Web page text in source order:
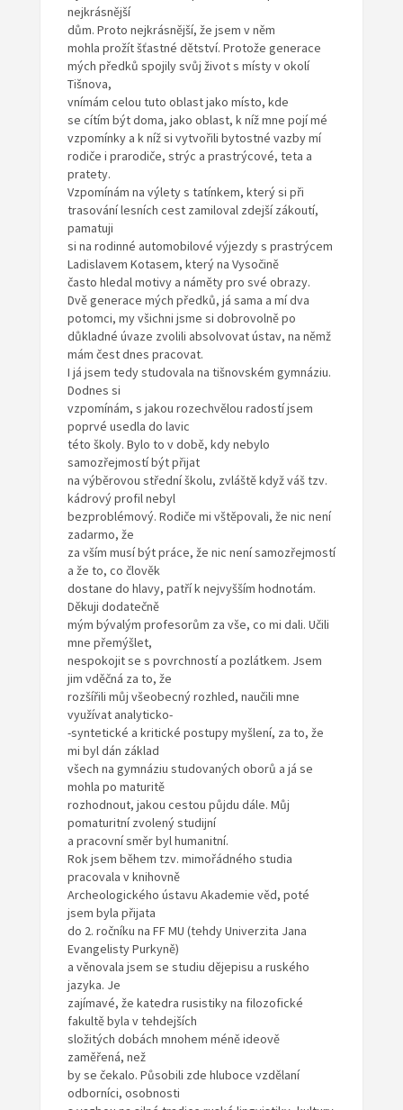
nejkrásnější
dům. Proto nejkrásnější, že jsem v něm
mohla prožít šťastné dětství. Protože generace
mých předků spojily svůj život s místy v okolí
Tišnova,
vnímám celou tuto oblast jako místo, kde
se cítím být doma, jako oblast, k níž mne pojí mé
vzpomínky a k níž si vytvořili bytostné vazby mí
rodiče i prarodiče, strýc a prastrýcové, teta a
pratety.
Vzpomínám na výlety s tatínkem, který si při
trasování lesních cest zamiloval zdejší zákoutí,
pamatuji
si na rodinné automobilové výjezdy s prastrýcem
Ladislavem Kotasem, který na Vysočině
často hledal motivy a náměty pro své obrazy.
Dvě generace mých předků, já sama a mí dva
potomci, my všichni jsme si dobrovolně po
důkladné úvaze zvolili absolvovat ústav, na němž
mám čest dnes pracovat.
I já jsem tedy studovala na tišnovském gymnáziu.
Dodnes si
vzpomínám, s jakou rozechvělou radostí jsem
poprvé usedla do lavic
této školy. Bylo to v době, kdy nebylo
samozřejmostí být přijat
na výběrovou střední školu, zvláště když váš tzv.
kádrový profil nebyl
bezproblémový. Rodiče mi vštěpovali, že nic není
zadarmo, že
za vším musí být práce, že nic není samozřejmostí
a že to, co člověk
dostane do hlavy, patří k nejvyšším hodnotám.
Děkuji dodatečně
mým bývalým profesorům za vše, co mi dali. Učili
mne přemýšlet,
nespokojit se s povrchností a pozlátkem. Jsem
jim vděčná za to, že
rozšířili můj všeobecný rozhled, naučili mne
využívat analyticko-
-syntetické a kritické postupy myšlení, za to, že
mi byl dán základ
všech na gymnáziu studovaných oborů a já se
mohla po maturitě
rozhodnout, jakou cestou půjdu dále. Můj
pomaturitní zvolený studijní
a pracovní směr byl humanitní.
Rok jsem během tzv. mimořádného studia
pracovala v knihovně
Archeologického ústavu Akademie věd, poté
jsem byla přijata
do 2. ročníku na FF MU (tehdy Univerzita Jana
Evangelisty Purkyně)
a věnovala jsem se studiu dějepisu a ruského
jazyka. Je
zajímavé, že katedra rusistiky na filozofické
fakultě byla v tehdejších
složitých dobách mnohem méně ideově
zaměřená, než
by se čekalo. Působili zde hluboce vzdělaní
odborníci, osobnosti